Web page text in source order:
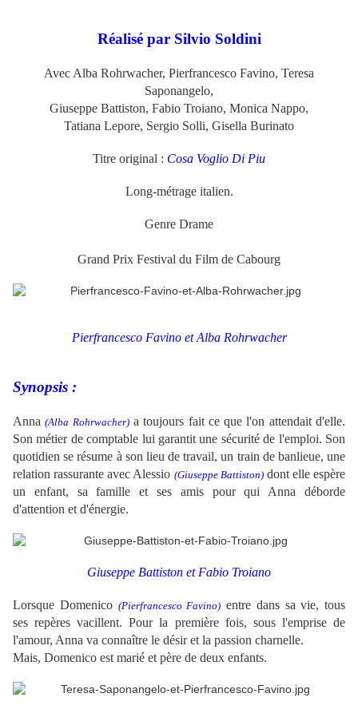
Réalisé par Silvio Soldini
Avec Alba Rohrwacher, Pierfrancesco Favino, Teresa
Saponangelo,
Giuseppe Battiston, Fabio Troiano, Monica Nappo,
Tatiana Lepore, Sergio Solli, Gisella Burinato
Titre original : Cosa Voglio Di Piu
Long-métrage italien.
Genre Drame
Grand Prix Festival du Film de Cabourg
Pierfrancesco Favino et Alba Rohrwacher
Synopsis :
Anna(Alba Rohrwacher)a toujours fait ce que l'on attendait d'elle.
Son métier de comptable lui garantit une sécurité de l'emploi. Son
quotidien se résume à son lieu de travail, un train de banlieue, une
relation rassurante avec Alessio (Giuseppe Battiston)dont elle espère
un enfant, sa famille et ses amis pour qui Anna déborde
d'attention et d'énergie.
Giuseppe Battiston et Fabio Troiano
Lorsque Domenico (Pierfrancesco Favino) entre dans sa vie, tous
ses repères vacillent. Pour la première fois, sous l'emprise de
l'amour, Anna va connaître le désir et la passion charnelle.
Mais, Domenico est marié et père de deux enfants.